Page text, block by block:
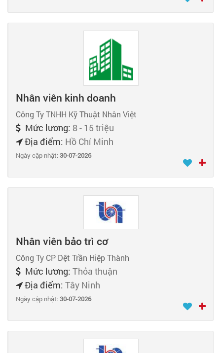
Nhân viên kinh doanh
Công Ty TNHH Kỹ Thuật Nhân Việt
Mức lương: 8 - 15 triệu
Địa điểm: Hồ Chí Minh
Ngày cập nhật:30-07-2026
Nhân viên bảo trì cơ
Công Ty CP Dệt Trần Hiệp Thành
Mức lương: Thỏa thuận
Địa điểm: Tây Ninh
Ngày cập nhật:30-07-2026